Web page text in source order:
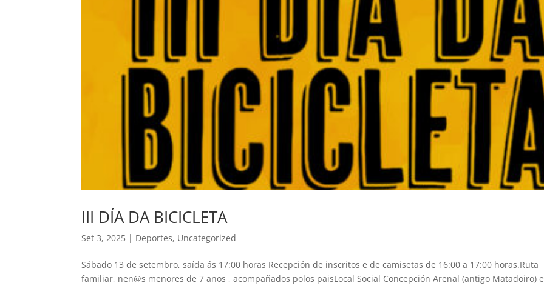
III DÍA DA BICICLETA
Set 3, 2025 | Deportes, Uncategorized
Sábado 13 de setembro, saída ás 17:00 horas Recepción de inscritos e de camisetas de 16:00 a 17:00 horas.Ruta
familiar, nen@s menores de 7 anos , acompañados polos paisLocal Social Concepción Arenal (antigo Matadoiro) e